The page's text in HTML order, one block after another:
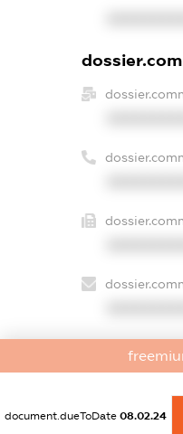
document.dueToDate 08.02.24